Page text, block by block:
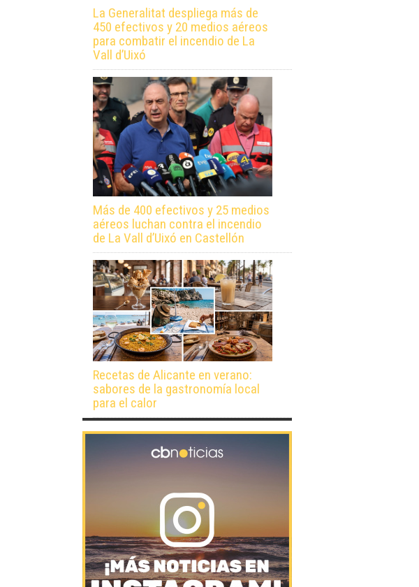
La Generalitat despliega más de
450 efectivos y 20 medios aéreos
para combatir el incendio de La
Vall d’Uixó
Más de 400 efectivos y 25 medios
aéreos luchan contra el incendio
de La Vall d’Uixó en Castellón
Recetas de Alicante en verano:
sabores de la gastronomía local
para el calor